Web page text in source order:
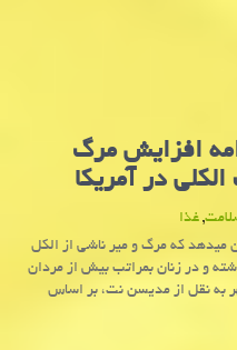
افزایش مرگ
در آمریکا
,غذا
میدهد که مرگ و میر ناشی از الکل
و در زنان بمراتب بیش از مردان
به نقل از مدیسن نت، بر اساس